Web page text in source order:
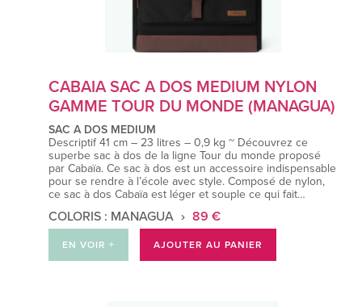
CABAIA SAC A DOS MEDIUM NYLON
GAMME TOUR DU MONDE (MANAGUA)
SAC A DOS MEDIUM
Descriptif 41 cm – 23 litres – 0,9 kg ~ Découvrez ce
superbe sac à dos de la ligne Tour du monde proposé
par Cabaïa. Ce sac à dos est un accessoire indispensable
pour se rendre à l’école avec style. Composé de nylon,
ce sac à dos Cabaïa est léger et souple ce qui fait…
COLORIS : MANAGUA 89 €
EN VOIR + AJOUTER AU PANIER